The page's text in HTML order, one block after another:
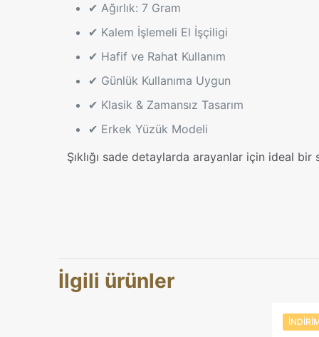
✔ Ağırlık: 7 Gram
✔ Kalem İşlemeli El İşçiligi
✔ Hafif ve Rahat Kullanım
✔ Günlük Kullanıma Uygun
✔ Klasik & Zamansız Tasarım
✔ Erkek Yüzük Modeli
Şıklığı sade detaylarda arayanlar için ideal
E-posta
İlgili ürünler